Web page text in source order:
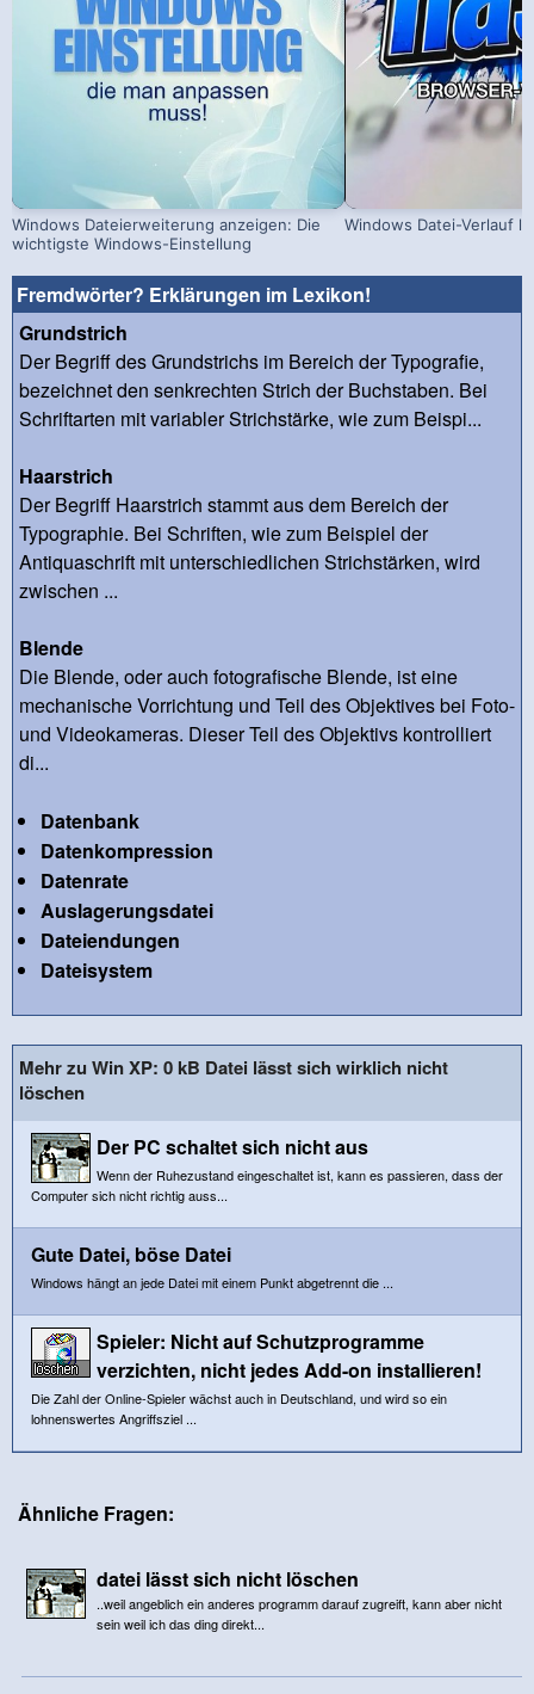
Windows Dateierweiterung anzeigen: Die
wichtigste Windows-Einstellung
Windows Datei-Verlauf
Fremdwörter? Erklärungen im Lexikon!
Grundstrich
Der Begriff des Grundstrichs im Bereich der Typografie,
bezeichnet den senkrechten Strich der Buchstaben. Bei
Schriftarten mit variabler Strichstärke, wie zum Beispi...
Haarstrich
Der Begriff Haarstrich stammt aus dem Bereich der
Typographie. Bei Schriften, wie zum Beispiel der
Antiquaschrift mit unterschiedlichen Strichstärken, wird
zwischen ...
Blende
Die Blende, oder auch fotografische Blende, ist eine
mechanische Vorrichtung und Teil des Objektives bei Foto-
und Videokameras. Dieser Teil des Objektivs kontrolliert
di...
Datenbank
Datenkompression
Datenrate
Auslagerungsdatei
Dateiendungen
Dateisystem
Mehr zu Win XP: 0 kB Datei lässt sich wirklich nicht
löschen
Der PC schaltet sich nicht aus
Wenn der Ruhezustand eingeschaltet ist, kann es passieren, dass der
Computer sich nicht richtig auss...
Gute Datei, böse Datei
Windows hängt an jede Datei mit einem Punkt abgetrennt die ...
Spieler: Nicht auf Schutzprogramme
verzichten, nicht jedes Add-on installieren!
Die Zahl der Online-Spieler wächst auch in Deutschland, und wird so ein
lohnenswertes Angriffsziel ...
Ähnliche Fragen:
datei lässt sich nicht löschen
..weil angeblich ein anderes programm darauf zugreift, kann aber nicht
sein weil ich das ding direkt...